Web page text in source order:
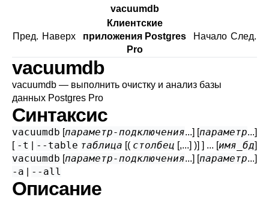
vacuumdb
Пред. Наверх
Клиентские
приложения Postgres
Pro
Начало След.
vacuumdb
vacuumdb — выполнить очистку и анализ базы
данных Postgres Pro
Синтаксис
vacuumdb [параметр-подключения...] [параметр...]
[ -t --table таблица [( столбец [,...] )] ] ... [имя_бд]
vacuumdb [параметр-подключения...] [параметр...]
-a --all
Описание